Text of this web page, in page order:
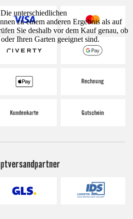
unterschiedlichen
zu einem anderen Ergebnis als auf
Sie deshalb vor dem Kauf genau, ob
Ihren Garten geeignet sind.